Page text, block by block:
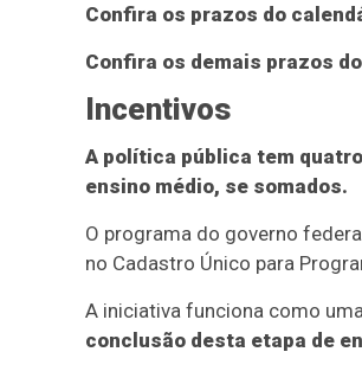
Confira os prazos do
Confira os demais prazos
Incentivos
A política pública tem
ensino médio, se somados.
O programa do governo
no Cadastro Único para
A iniciativa funciona como uma
conclusão desta etapa de